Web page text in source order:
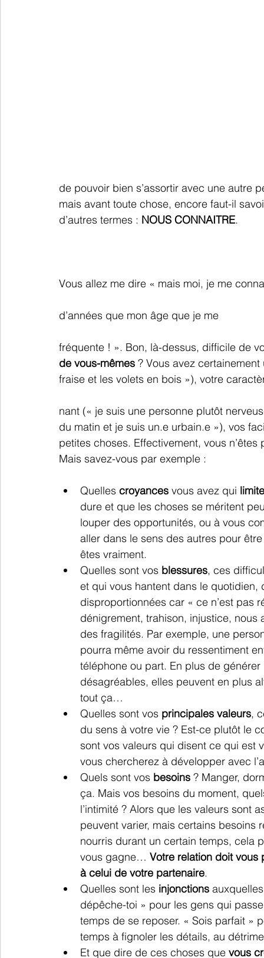
de pouvoir bien s’assortir avec une autre
mais avant toute chose, encore faut-il
d’autres termes : NOUS CONNAITRE.
Vous allez me dire « mais moi, je me
d’années que mon âge que je me
fréquente ! ». Bon, là-dessus, difficile de
de vous-mêmes ? Vous avez
fraise et les volets en bois »), votre
nant (« je suis une personne plutôt
du matin et je suis un.e urbain.e »), vos
petites choses. Effectivement, vous
Mais savez-vous par exemple :
Quelles croyances vous avez qui
dure et que les choses se méritent
louper des opportunités, ou à vous
aller dans le sens des autres pour
êtes vraiment.
Quelles sont vos blessures, ces
et qui vous hantent dans le
disproportionnées car « ce n’est pas
dénigrement, trahison, injustice,
des fragilités. Par exemple, une
pourra même avoir du ressentiment
téléphone ou part. En plus de
désagréables, elles peuvent en plus
tout ça…
Quelles sont vos principales valeurs,
du sens à votre vie ? Est-ce plutôt le
sont vos valeurs qui disent ce qui
vous chercherez à développer avec
Quels sont vos besoins ? Manger,
ça. Mais vos besoins du moment,
l’intimité ? Alors que les valeurs
peuvent varier, mais certains besoins
nourris durant un certain temps, cela
vous gagne… Votre relation doit
à celui de votre partenaire.
Quelles sont les injonctions
dépêche-toi » pour les gens qui
temps de se reposer. « Sois parfait
temps à fignoler les détails, au
Et que dire de ces choses que vous